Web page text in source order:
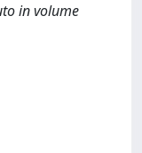
in volume